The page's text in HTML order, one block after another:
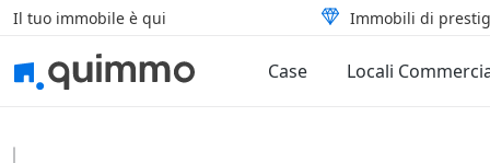
Il tuo immobile è qui Immobili di
Case Locali